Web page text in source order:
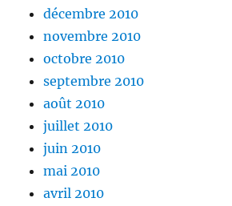
décembre 2010
novembre 2010
octobre 2010
septembre 2010
août 2010
juillet 2010
juin 2010
mai 2010
avril 2010